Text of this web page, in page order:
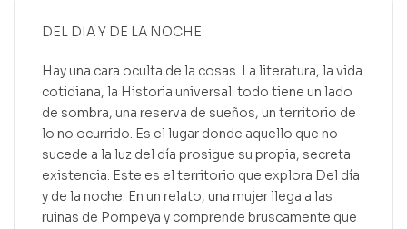
DEL DIA Y DE LA NOCHE
Hay una cara oculta de la cosas. La literatura, la vida
cotidiana, la Historia universal: todo tiene un lado
de sombra, una reserva de sueños, un territorio de
lo no ocurrido. Es el lugar donde aquello que no
sucede a la luz del día prosigue su propia, secreta
existencia. Este es el territorio que explora Del día
y de la noche. En un relato, una mujer llega a las
ruinas de Pompeya y comprende bruscamente que